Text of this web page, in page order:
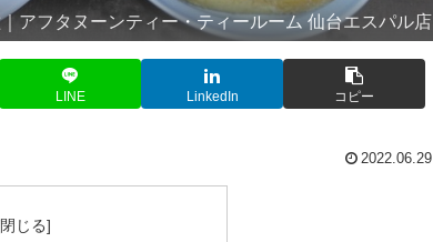
アフタヌーンティー・ティールーム 仙台エスパル店
LINE LinkedIn コピー
2022.06.29